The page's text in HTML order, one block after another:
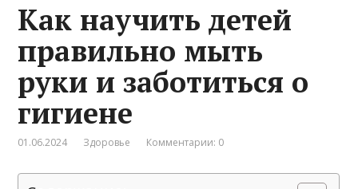
Как научить детей
правильно мыть
руки и заботиться о
гигиене
01.06.2024 Здоровье Комментарии: 0